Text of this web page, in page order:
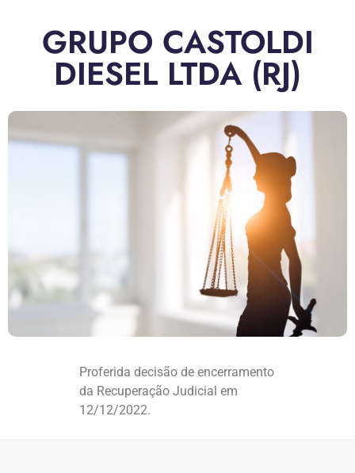
GRUPO CASTOLDI
DIESEL LTDA (RJ)
Proferida decisão de encerramento
da Recuperação Judicial em
12/12/2022.